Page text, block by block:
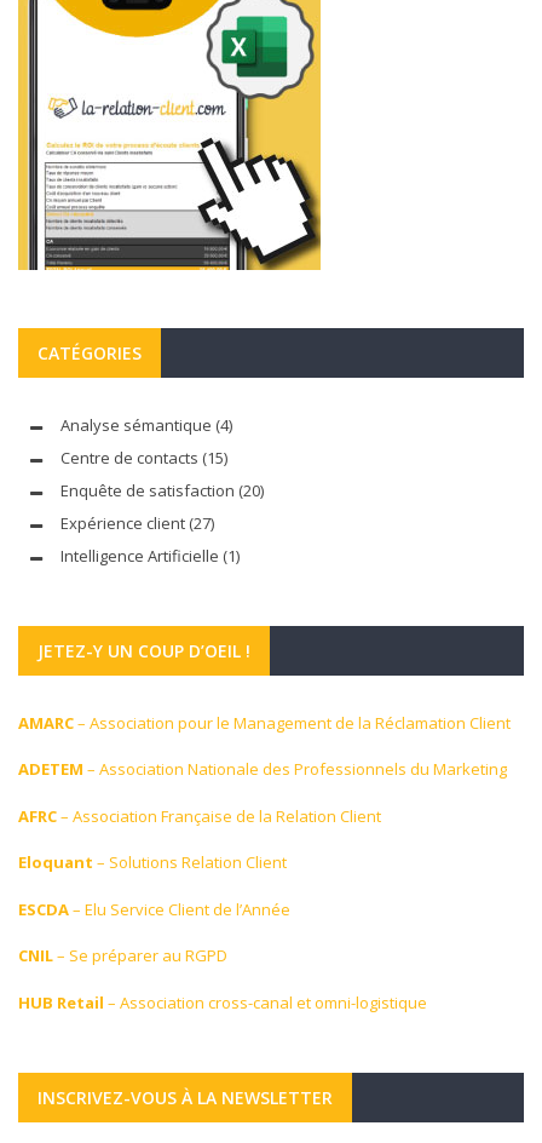
CATÉGORIES
Analyse sémantique (4)
Centre de contacts (15)
Enquête de satisfaction (20)
Expérience client (27)
Intelligence Artificielle (1)
JETEZ-Y UN COUP D’OEIL !
AMARC– Association pour le Management de la Réclamation Client
ADETEM – Association Nationale des Professionnels du Marketing
AFRC– Association Française de la Relation Client
Eloquant – Solutions Relation Client
ESCDA– Elu Service Client de l’Année
CNIL– Se préparer au RGPD
HUB Retail – Association cross-canal et omni-logistique
INSCRIVEZ-VOUS À LA NEWSLETTER